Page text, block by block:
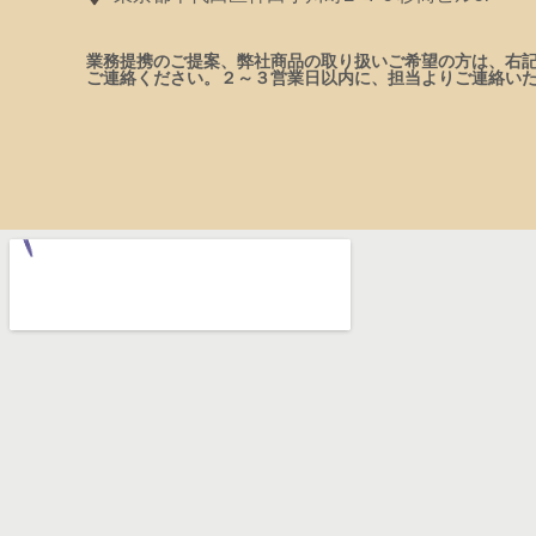
業務提携のご提案、弊社商品の取り扱いご希望の方は、右
ご連絡ください。２～３営業日以内に、担当よりご連絡いた